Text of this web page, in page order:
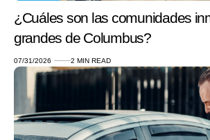
¿Cuáles son las comunidades
grandes de Columbus?
07/31/2026 2 MIN READ